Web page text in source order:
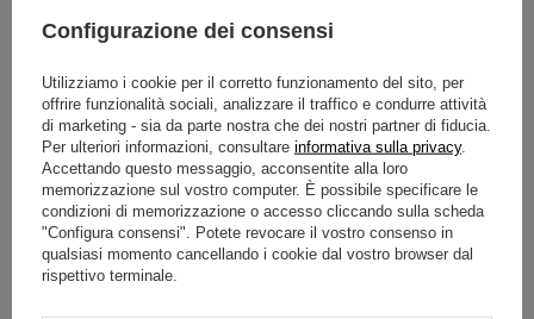
Configurazione dei consensi
Utilizziamo i cookie per il corretto funzionamento del sito, per
offrire funzionalità sociali, analizzare il traffico e condurre attività
di marketing - sia da parte nostra che dei nostri partner di fiducia.
Per ulteriori informazioni, consultare informativa sulla privacy.
Accettando questo messaggio, acconsentite alla loro
memorizzazione sul vostro computer. È possibile specificare le
condizioni di memorizzazione o accesso cliccando sulla scheda
"Configura consensi". Potete revocare il vostro consenso in
qualsiasi momento cancellando i cookie dal vostro browser dal
rispettivo terminale.